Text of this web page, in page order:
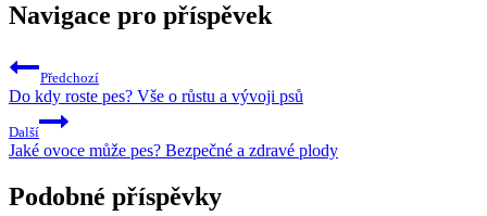
Navigace pro příspěvek
Předchozí
Do kdy roste pes? Vše o růstu a vývoji psů
Další
Jaké ovoce může pes? Bezpečné a zdravé plody
Podobné příspěvky